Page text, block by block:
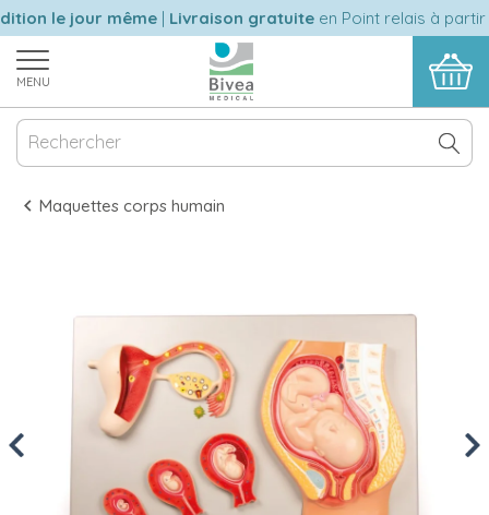
le jour même|Livraison gratuiteen Point relais à partir
MENU
Maquettes corps humain
Previous